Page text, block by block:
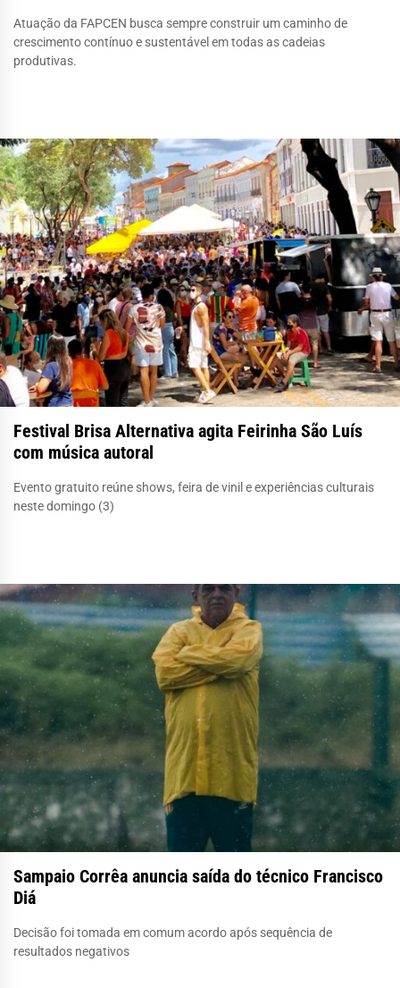
Atuação da FAPCEN busca sempre construir um caminho de
crescimento contínuo e sustentável em todas as cadeias
produtivas.
Festival Brisa Alternativa agita Feirinha São Luís
com música autoral
Evento gratuito reúne shows, feira de vinil e experiências culturais
neste domingo (3)
Sampaio Corrêa anuncia saída do técnico Francisco
Diá
Decisão foi tomada em comum acordo após sequência de
resultados negativos